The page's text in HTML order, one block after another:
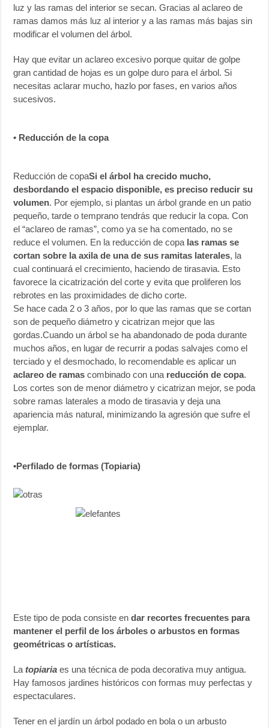
luz y las ramas del interior se secan. Gracias al aclareo de
ramas damos más luz al interior y a las ramas más bajas sin
modificar el volumen del árbol.
Hay que evitar un aclareo excesivo porque quitar de golpe
gran cantidad de hojas es un golpe duro para el árbol. Si
necesitas aclarar mucho, hazlo por fases, en varios años
sucesivos.
• Reducción de la copa
Reducción de copaSi el árbol ha crecido mucho,
desbordando el espacio disponible, es preciso reducir su
volumen. Por ejemplo, si plantas un árbol grande en un patio
pequeño, tarde o temprano tendrás que reducir la copa. Con
el “aclareo de ramas”, como ya se ha comentado, no se
reduce el volumen. En la reducción de copa las ramas se
cortan sobre la axila de una de sus ramitas laterales, la
cual continuará el crecimiento, haciendo de tirasavia. Esto
favorece la cicatrización del corte y evita que proliferen los
rebrotes en las proximidades de dicho corte.
Se hace cada 2 o 3 años, por lo que las ramas que se cortan
son de pequeño diámetro y cicatrizan mejor que las
gordas.Cuando un árbol se ha abandonado de poda durante
muchos años, en lugar de recurrir a podas salvajes como el
terciado y el desmochado, lo recomendable es aplicar un
aclareo de ramas combinado con una reducción de copa.
Los cortes son de menor diámetro y cicatrizan mejor, se poda
sobre ramas laterales a modo de tirasavia y deja una
apariencia más natural, minimizando la agresión que sufre el
ejemplar.
•Perfilado de formas (Topiaria)
Este tipo de poda consiste endar recortes frecuentes para
mantener el perfil de los árboles o arbustos en formas
geométricas o artísticas.
Latopiaria es una técnica de poda decorativa muy antigua.
Hay famosos jardines históricos con formas muy perfectas y
espectaculares.
Tener en el jardín un árbol podado en bola o un arbusto